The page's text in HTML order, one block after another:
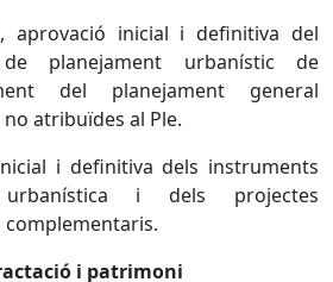
aprovació inicial i definitiva del
planejament urbanístic de
del planejament general
atribuïdes al Ple.
i definitiva dels instruments
i dels projectes
i patrimoni